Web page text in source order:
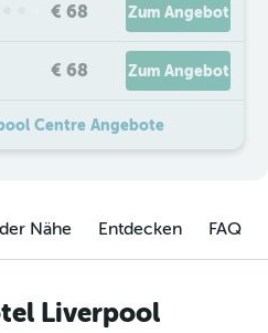
€ 68 Zum Angebot
€ 68 Zum Angebot
Centre Angebote
Nähe Entdecken FAQ
Liverpool